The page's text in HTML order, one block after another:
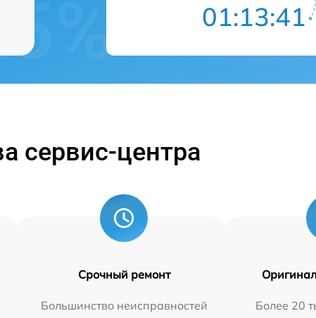
01:13:40
сервис-центра
Срочный ремонт
Большинство неисправностей
Более 20